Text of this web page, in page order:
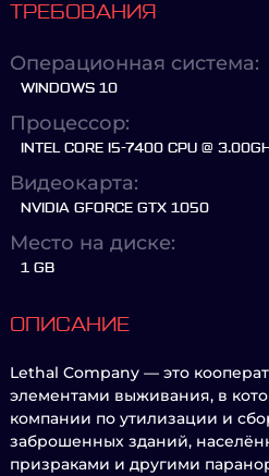
ТРЕБОВАНИЯ
Операционная система:
WINDOWS 10
Процессор:
INTEL CORE I5-7400 CPU @
Видеокарта:
NVIDIA GFORCE GTX 1050
Место на диске:
1 GB
ОПИСАНИЕ
Lethal Company — это
элементами выживания, в
компании по утилизации и
заброшенных зданий,
призраками и другими